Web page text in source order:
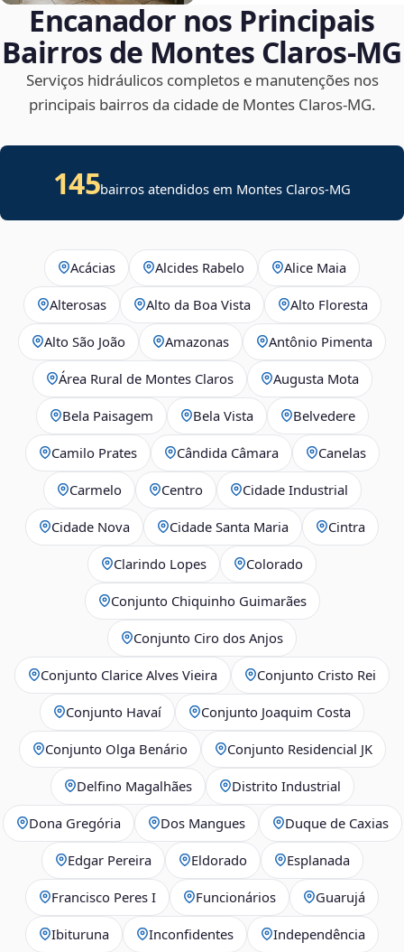
Encanador nos Principais
Bairros de Montes Claros‑MG
Serviços hidráulicos completos e manutenções nos
principais bairros da cidade de Montes Claros‑MG.
145bairros atendidos em Montes Claros-MG
Acácias Alcides Rabelo Alice Maia
Alterosas Alto da Boa Vista Alto Floresta
Alto São João Amazonas Antônio Pimenta
Área Rural de Montes Claros Augusta Mota
Bela Paisagem Bela Vista Belvedere
Camilo Prates Cândida Câmara Canelas
Carmelo Centro Cidade Industrial
Cidade Nova Cidade Santa Maria Cintra
Clarindo Lopes Colorado
Conjunto Chiquinho Guimarães
Conjunto Ciro dos Anjos
Conjunto Clarice Alves Vieira Conjunto Cristo Rei
Conjunto Havaí Conjunto Joaquim Costa
Conjunto Olga Benário Conjunto Residencial JK
Delfino Magalhães Distrito Industrial
Dona Gregória Dos Mangues Duque de Caxias
Edgar Pereira Eldorado Esplanada
Francisco Peres I Funcionários Guarujá
Ibituruna Inconfidentes Independência